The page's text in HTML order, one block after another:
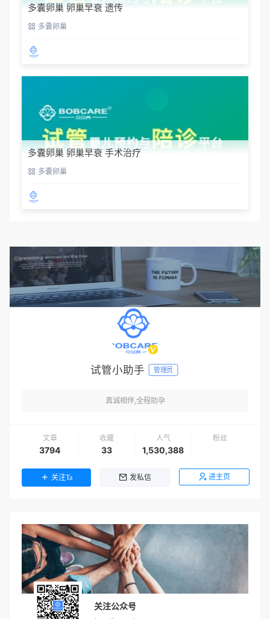
多囊卵巢 卵巢早衰 遗传
多囊卵巢
多囊卵巢 卵巢早衰 手术治疗
多囊卵巢
试管小助手 管理员
真诚相伴,全程助孕
文章
3794
收藏
33
人气
1,530,388
粉丝
关注Ta 发私信 进主页
关注公众号